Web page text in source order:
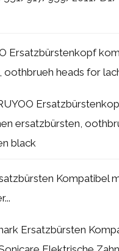
Ersatzbürstenkopf
oothbrueh heads for
ersatzbürsten,
black
Kompatibel
Ersatzbürsten